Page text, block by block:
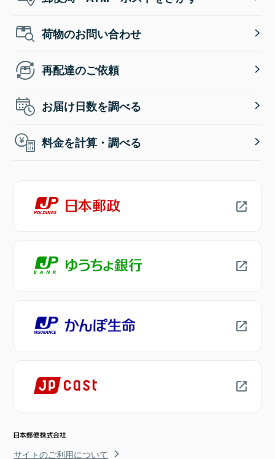
荷物のお問い合わせ
再配達のご依頼
お届け日数を調べる
料金を計算・調べる
サイトのご利用について